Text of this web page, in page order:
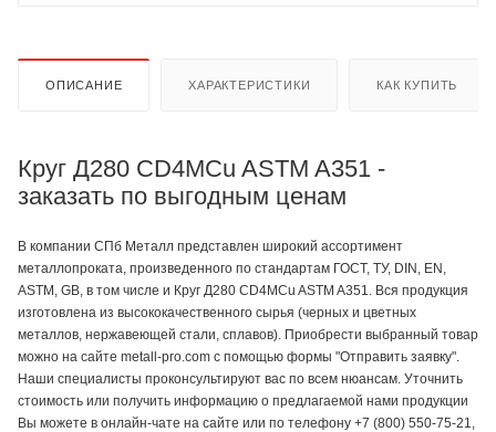
ОПИСАНИЕ ХАРАКТЕРИСТИКИ КАК КУПИТЬ
Круг Д280 CD4MCu ASTM A351 -
заказать по выгодным ценам
В компании СПб Металл представлен широкий ассортимент
металлопроката, произведенного по стандартам ГОСТ, ТУ, DIN, EN,
ASTM, GB, в том числе и Круг Д280 CD4MCu ASTM A351. Вся продукция
изготовлена из высококачественного сырья (черных и цветных
металлов, нержавеющей стали, сплавов). Приобрести выбранный товар
можно на сайте metall-pro.com с помощью формы "Отправить заявку".
Наши специалисты проконсультируют вас по всем нюансам. Уточнить
стоимость или получить информацию о предлагаемой нами продукции
Вы можете в онлайн-чате на сайте или по телефону +7 (800) 550-75-21,